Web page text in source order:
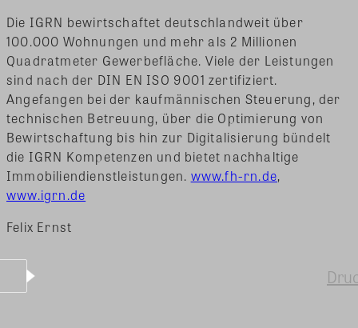
Die IGRN bewirtschaftet deutschlandweit über
100.000 Wohnungen und mehr als 2 Millionen
Quadratmeter Gewerbefläche. Viele der Leistungen
sind nach der DIN EN ISO 9001 zertifiziert.
Angefangen bei der kaufmännischen Steuerung, der
technischen Betreuung, über die Optimierung von
Bewirtschaftung bis hin zur Digitalisierung bündelt
die IGRN Kompetenzen und bietet nachhaltige
Immobiliendienstleistungen. www.fh-rn.de,
www.igrn.de
Felix Ernst